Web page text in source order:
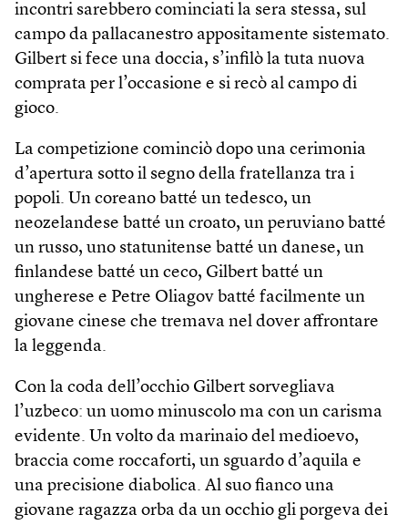
incontri sarebbero cominciati la sera stessa, sul
campo da palla­canestro appositamente sistemato.
Gilbert si fece una doccia, s’infilò la tuta nuova
comprata per l’occasione e si recò al campo di
gioco.
La competizione cominciò dopo una cerimonia
d’apertura sotto il segno della fratellanza tra i
popoli. Un coreano batté un tedesco, un
neozelandese batté un croato, un peruviano batté
un russo, uno statunitense batté un danese, un
finlandese batté un ceco, Gilbert batté un
ungherese e Petre Oliagov batté facilmente un
giovane cinese che tremava nel dover affrontare
la leggenda.
Con la coda dell’occhio Gilbert sorvegliava
l’uzbeco: un uomo minuscolo ma con un carisma
evidente. Un volto da marinaio del medioevo,
braccia come roccaforti, un sguardo d’aquila e
una precisione diabolica. Al suo fianco una
giovane ragazza orba da un occhio gli porgeva dei